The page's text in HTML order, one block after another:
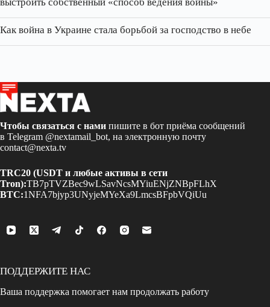
Как война в Украине стала борьбой за господство в небе
Чтобы связаться с нами пишите в бот приёма сообщений
в Telegram @nextamail_bot, на электронную почту
contact@nexta.tv
TRC20 (USDT и любые активы в сети
Tron):TB7pTVZBec9wLSavNcsMYiuENjZNBpFLhX
BTC:1NFA7bjyp3UNyjeMYeXa9LmcsBFpbVQiUu
ПОДДЕРЖИТЕ НАС
Ваша поддержка помогает нам продолжать работу